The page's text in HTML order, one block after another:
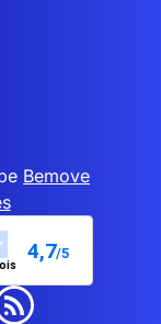
Bemove
4,7/5